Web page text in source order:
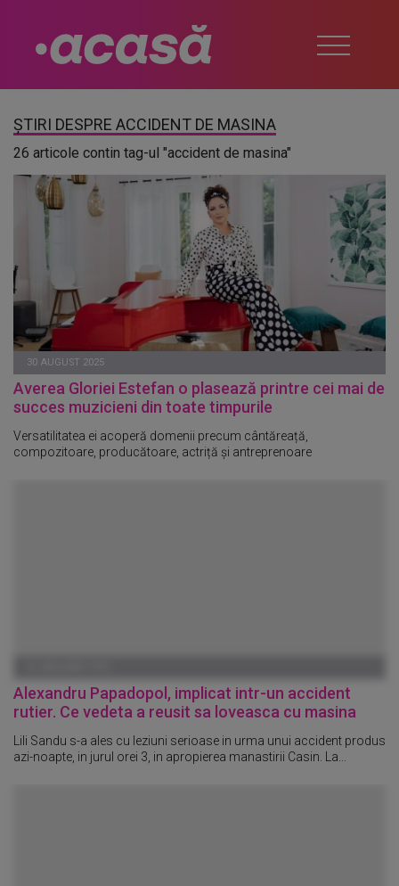
ȘTIRI DESPRE ACCIDENT DE MASINA
26 articole contin tag-ul "accident de masina"
30 AUGUST 2025
Averea Gloriei Estefan o plasează printre cei mai de
succes muzicieni din toate timpurile
Versatilitatea ei acoperă domenii precum cântăreață,
compozitoare, producătoare, actriță și antreprenoare
Alexandru Papadopol, implicat intr-un accident
rutier. Ce vedeta a reusit sa loveasca cu masina
Lili Sandu s-a ales cu leziuni serioase in urma unui accident produs
azi-noapte, in jurul orei 3, in apropierea manastirii Casin. La...